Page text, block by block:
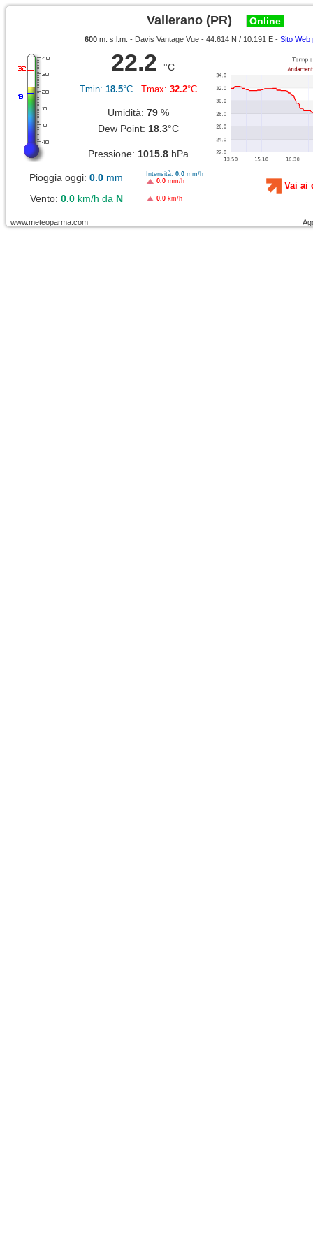
Vallerano (PR) Online
600 m. s.l.m. - Davis Vantage Vue - 44.614 N / 10.191 E - Sito Web
22.2 °C
Vai ai
Tmin: 18.5°C Tmax: 32.2°C
Umidità: 79 %
Dew Point: 18.3°C
Pressione: 1015.8 hPa
Pioggia oggi: 0.0 mm Intensità: 0.0 mm/h
0.0 mm/h
Vento: 0.0km/h da N 0.0 km/h
www.meteoparma.com